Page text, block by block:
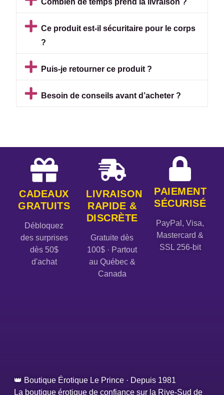
Combien de temps prend la livraison ?
Ce produit est-il sécuritaire pour le corps
?
Puis-je retourner ce produit ?
Besoin de conseils avant d’acheter ?
CADEAUX
GRATUITS
Débloquez
des surprises
dès 50$
d'achat
LIVRAISON
RAPIDE &
DISCRÈTE
Gratuite dès
100$ · Partout
au Québec &
Canada
PAIEMENT
SÉCURISÉ
PayPal, Visa,
Mastercard &
SSL 256-bit
👑 Boutique Érotique Le Prince · Depuis 1981
La boutique érotique de confiance sur la Rive-Sud de